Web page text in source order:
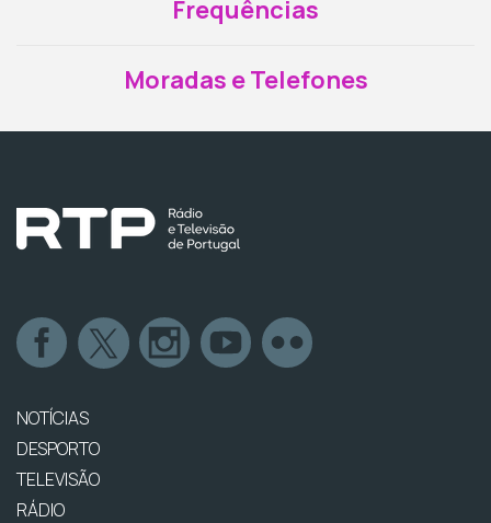
Frequências
Moradas e Telefones
NOTÍCIAS
DESPORTO
TELEVISÃO
RÁDIO